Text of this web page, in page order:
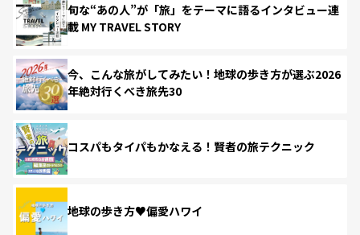
旬な“あの人”が「旅」をテーマに語るインタビュー連
載 MY TRAVEL STORY
今、こんな旅がしてみたい！地球の歩き方が選ぶ2026
年絶対行くべき旅先30
コスパもタイパもかなえる！賢者の旅テクニック
地球の歩き方♥偏愛ハワイ